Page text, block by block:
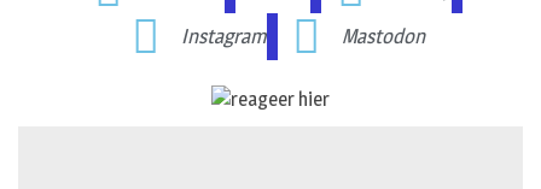
Instagram
Mastodon